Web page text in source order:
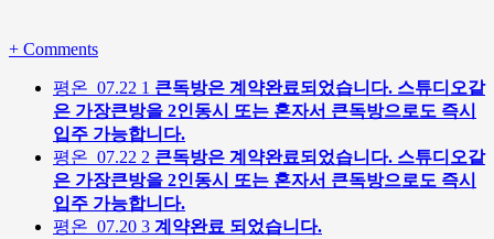
+ Comments
평온 07.22 1 큰독방은 계약완료되었습니다. 스튜디오같
은 가장큰방을 2인동시 또는 혼자서 큰독방으로도 즉시
입주 가능합니다.
평온 07.22 2 큰독방은 계약완료되었습니다. 스튜디오같
은 가장큰방을 2인동시 또는 혼자서 큰독방으로도 즉시
입주 가능합니다.
평온 07.20 3 계약완료 되었습니다.